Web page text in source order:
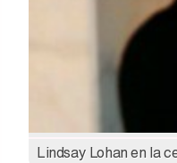
Lindsay Lohan en la